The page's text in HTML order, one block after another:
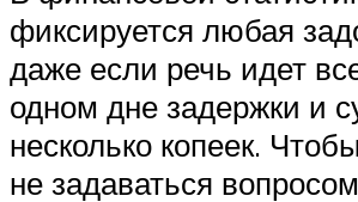
фиксируется любая
даже если речь идет
одном дне задержки и
несколько копеек.
не задаваться